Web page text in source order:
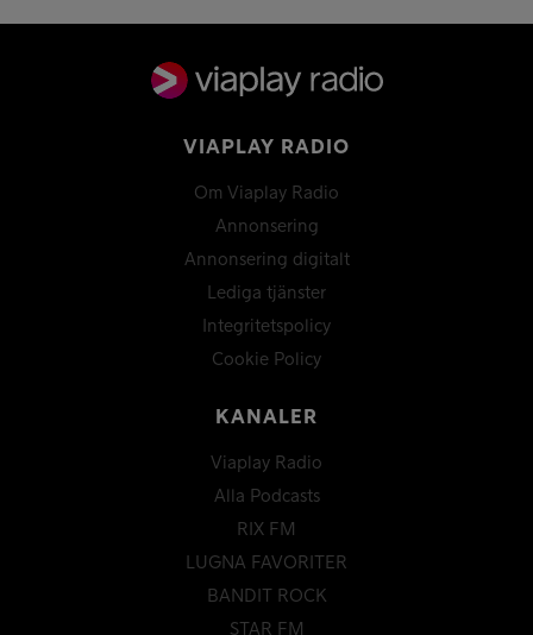
VIAPLAY RADIO
Om Viaplay Radio
Annonsering
Annonsering digitalt
Lediga tjänster
Integritetspolicy
Cookie Policy
KANALER
Viaplay Radio
Alla Podcasts
RIX FM
LUGNA FAVORITER
BANDIT ROCK
STAR FM